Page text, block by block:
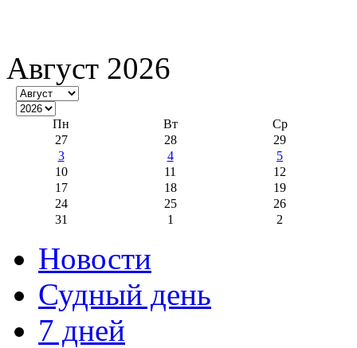
Август 2026
Пн Вт
Ср
27
28
29
3
4
5
10
11
12
17
18
19
24
25
26
31
1 2
Новости
Судный день
7 дней